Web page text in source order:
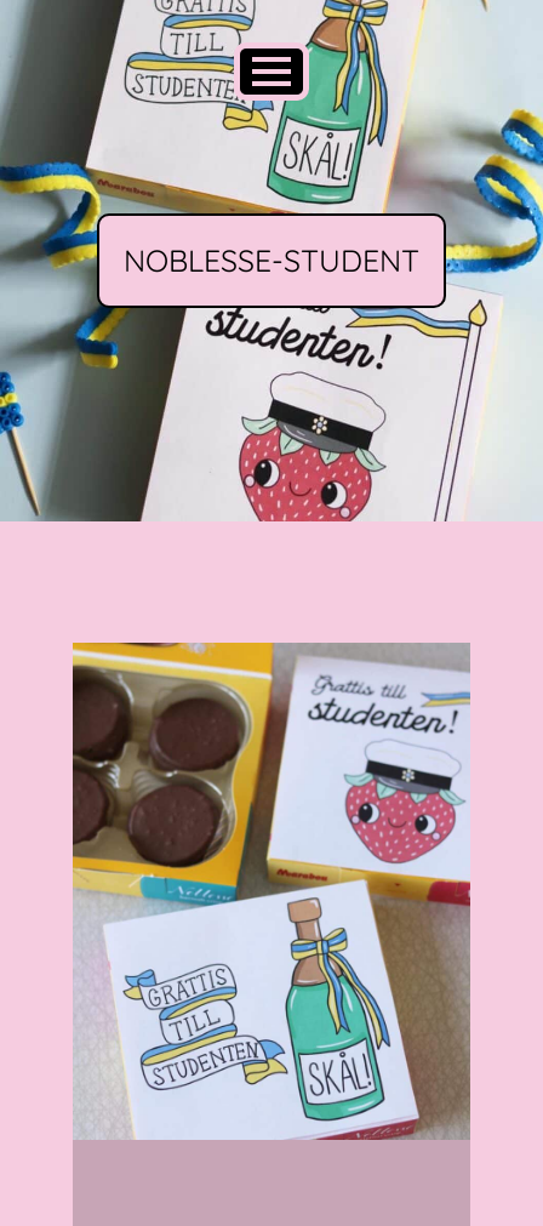
NOBLESSE-STUDENT